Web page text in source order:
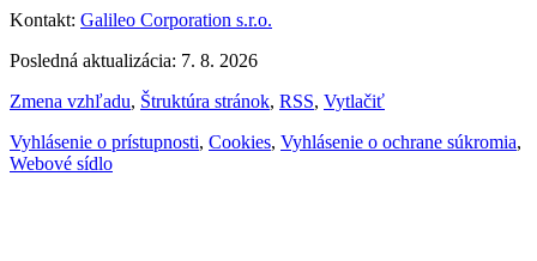
Kontakt: Galileo Corporation s.r.o.
Posledná aktualizácia: 7. 8. 2026
Zmena vzhľadu, Štruktúra stránok, RSS, Vytlačiť
Vyhlásenie o prístupnosti, Cookies, Vyhlásenie o ochrane súkromia,
Webové sídlo